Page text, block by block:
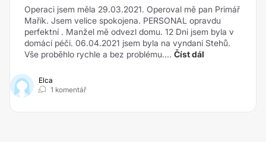
Operaci jsem měla 29.03.2021. Operoval mě pan Primář
Mařík. Jsem velice spokojena. PERSONAL opravdu
perfektní . Manžel mě odvezl domu. 12 Dni jsem byla v
domácí péči. 06.04.2021 jsem byla na vyndani Stehů.
Vše proběhlo rychle a bez problému.... Číst dál
Elca
1 komentář